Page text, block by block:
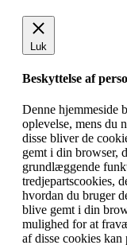
Luk
Beskyttelse af
Denne hjemmeside
oplevelse, mens du
disse bliver de
gemt i din browser,
grundlæggende
tredjepartscookies,
hvordan du bruger
blive gemt i din
mulighed for at
af disse cookies